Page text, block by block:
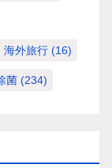
海外旅行 (16)
菌 (234)